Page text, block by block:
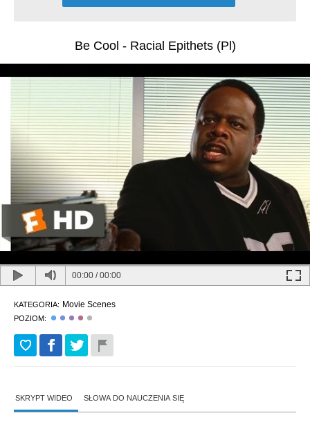
Be Cool - Racial Epithets (Pl)
00:00 /00:00
KATEGORIA: Movie Scenes
POZIOM:
SKRYPT WIDEO SŁOWA DO NAUCZENIA SIĘ